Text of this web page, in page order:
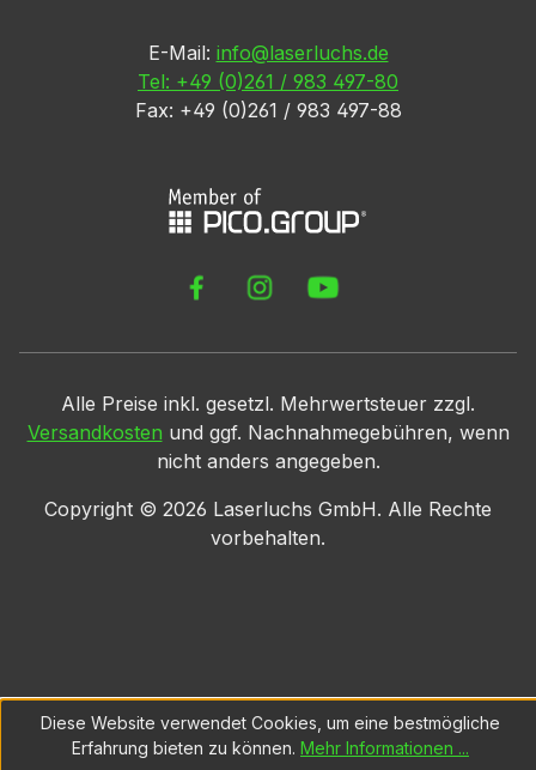
E-Mail: info@laserluchs.de
Tel: +49 (0)261 / 983 497-80
Fax: +49 (0)261 / 983 497-88
Alle Preise inkl. gesetzl. Mehrwertsteuer zzgl.
Versandkosten und ggf. Nachnahmegebühren, wenn
nicht anders angegeben.
Copyright © 2026 Laserluchs GmbH. Alle Rechte
vorbehalten.
Diese Website verwendet Cookies, um eine bestmögliche
Erfahrung bieten zu können. Mehr Informationen ...